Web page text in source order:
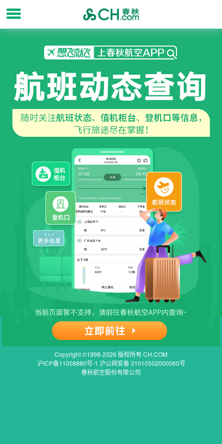
Copyright ©1998-2026 版权所有 CH.COM
沪ICP备11008880号-1 沪公网安备 31010502000060号
春秋航空股份有限公司